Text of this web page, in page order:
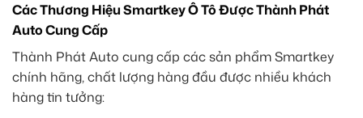
Các Thương Hiệu Smartkey Ô Tô Được Thành Phát
Auto Cung Cấp
Thành Phát Auto cung cấp các sản phẩm Smartkey
chính hãng, chất lượng hàng đầu được nhiều khách
hàng tin tưởng: